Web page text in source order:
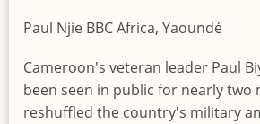
Paul Njie BBC Africa, Yaoundé
Cameroon's veteran leader Paul
been seen in public for nearly two
reshuffled the country's military